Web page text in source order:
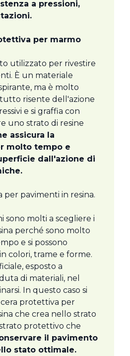
a pressioni,
per marmo
utilizzato per rivestire
È un materiale
ma è molto
risente dell'azione
e si graffia con
uno strato di resine
assicura la
molto tempo e
dall'azione di
per pavimenti in resina.
sono molti a scegliere i
perché sono molto
e si possono
colori, trame e forme.
esposto a
di materiali, nel
In questo caso si
protettiva per
che crea nello strato
protettivo che
il pavimento
stato ottimale.